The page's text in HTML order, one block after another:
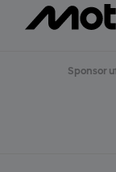
Sponsor